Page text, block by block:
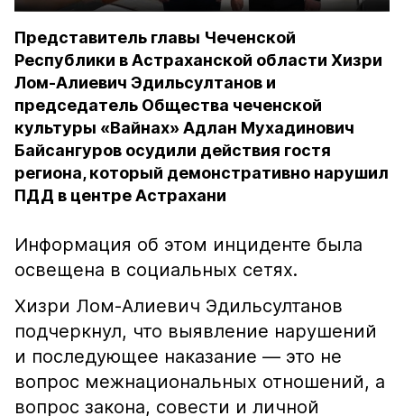
Представитель главы Чеченской
Республики в Астраханской области Хизри
Лом-Алиевич Эдильсултанов и
председатель Общества чеченской
культуры «Вайнах» Адлан Мухадинович
Байсангуров осудили действия гостя
региона, который демонстративно нарушил
ПДД в центре Астрахани
Информация об этом инциденте была
освещена в социальных сетях.
Хизри Лом-Алиевич Эдильсултанов
подчеркнул, что выявление нарушений
и последующее наказание — это не
вопрос межнациональных отношений, а
вопрос закона, совести и личной